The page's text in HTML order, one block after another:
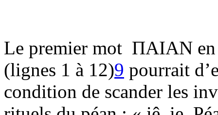
Le premier mot ΠΑΙΑΝ en
(lignes 1 à 12)9 pourrait
condition de scander les